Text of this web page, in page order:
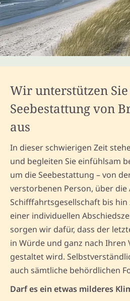
Wir unterstützen
Seebestattung von
aus
In dieser schwierigen Zeit
und begleiten Sie einfühlsam
um die Seebestattung – von
verstorbenen Person, über
Schifffahrtsgesellschaft bis
einer individuellen
sorgen wir dafür, dass der
in Würde und ganz nach Ihren
gestaltet wird.
auch sämtliche behördlichen
Darf es ein etwas milderes